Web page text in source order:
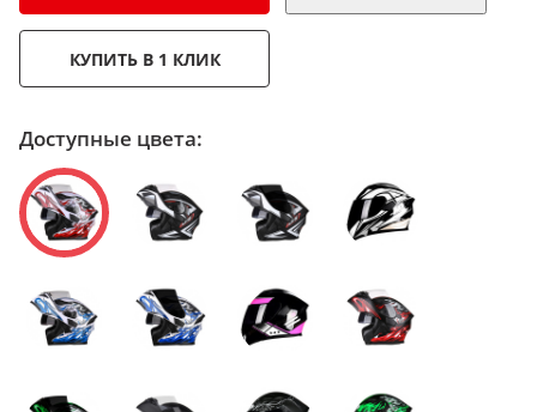
КУПИТЬ В 1 КЛИК
Доступные цвета: